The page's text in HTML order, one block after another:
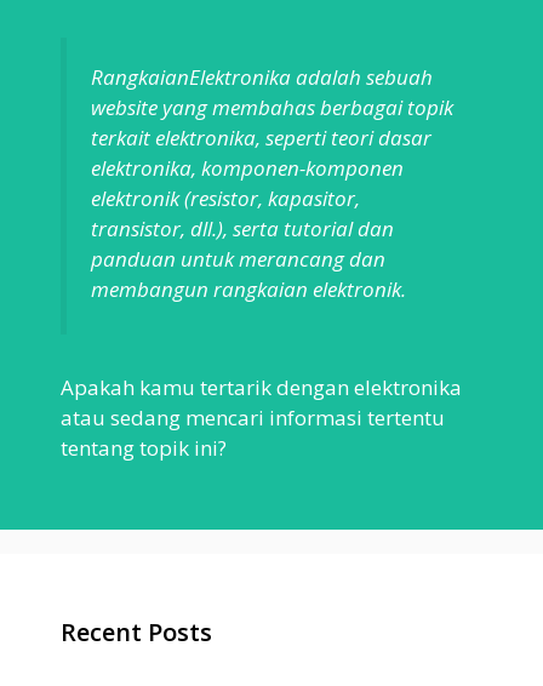
RangkaianElektronika adalah sebuah
website yang membahas berbagai topik
terkait elektronika, seperti teori dasar
elektronika, komponen-komponen
elektronik (resistor, kapasitor,
transistor, dll.), serta tutorial dan
panduan untuk merancang dan
membangun rangkaian elektronik.
Apakah kamu tertarik dengan elektronika
atau sedang mencari informasi tertentu
tentang topik ini?
Recent Posts